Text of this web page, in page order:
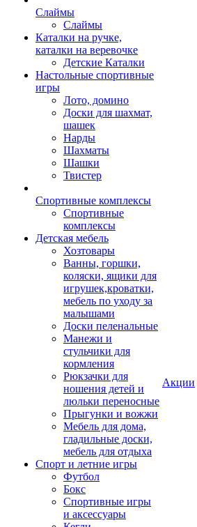
Слаймы
Слаймы
Каталки на ручке,
каталки на веревочке
Детские Каталки
Настольные спортивные
игры
Лото, домино
Доски для шахмат,
шашек
Нарды
Шахматы
Шашки
Твистер
Спортивные комплексы
Спортивные
комплексы
Детская мебель
Хозтовары
Ванны, горшки,
коляски, ящики для
игрушек,кроватки,
мебель по уходу за
малышами
Доски пеленальные
Манежи и
стульчики для
кормления
Рюкзачки для
ношения детей и
люльки переносные
Прыгунки и вожжи
Мебель для дома,
гладильные доски,
мебель для отдыха
Спорт и летние игры
Футбол
Бокс
Спортивные игры
и аксессуары
Акции